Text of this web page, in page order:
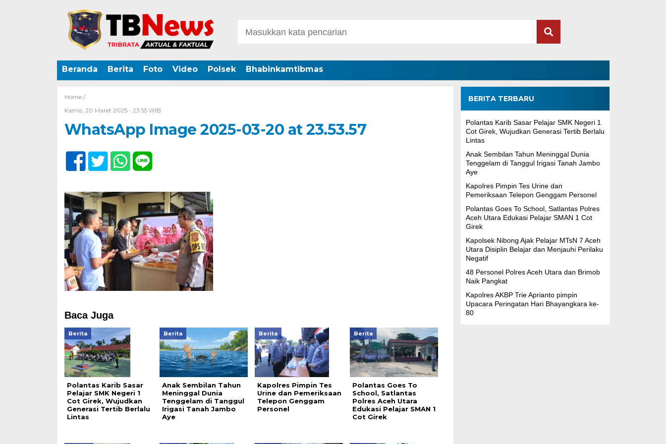
Beranda Berita Foto Video Polsek Bhabinkamtibmas
Home /
Kamis, 20 Maret 2025 - 23:55 WIB
WhatsApp Image 2025-03-20 at 23.53.57
Baca Juga
Berita
Polantas Karib Sasar
Pelajar SMK Negeri 1
Cot Girek, Wujudkan
Generasi Tertib Berlalu
Lintas
Berita
Anak Sembilan Tahun
Meninggal Dunia
Tenggelam di Tanggul
Irigasi Tanah Jambo
Aye
Berita
Kapolres Pimpin Tes
Urine dan Pemeriksaan
Telepon Genggam
Personel
Berita
Polantas Goes To
School, Satlantas
Polres Aceh Utara
Edukasi Pelajar SMAN 1
Cot Girek
BERITA TERBARU
Polantas Karib Sasar Pelajar SMK Negeri 1
Cot Girek, Wujudkan Generasi Tertib Berlalu
Lintas
Anak Sembilan Tahun Meninggal Dunia
Tenggelam di Tanggul Irigasi Tanah Jambo
Aye
Kapolres Pimpin Tes Urine dan
Pemeriksaan Telepon Genggam Personel
Polantas Goes To School, Satlantas Polres
Aceh Utara Edukasi Pelajar SMAN 1 Cot
Girek
Kapolsek Nibong Ajak Pelajar MTsN 7 Aceh
Utara Disiplin Belajar dan Menjauhi Perilaku
Negatif
48 Personel Polres Aceh Utara dan Brimob
Naik Pangkat
Kapolres AKBP Trie Aprianto pimpin
Upacara Peringatan Hari Bhayangkara ke-
80